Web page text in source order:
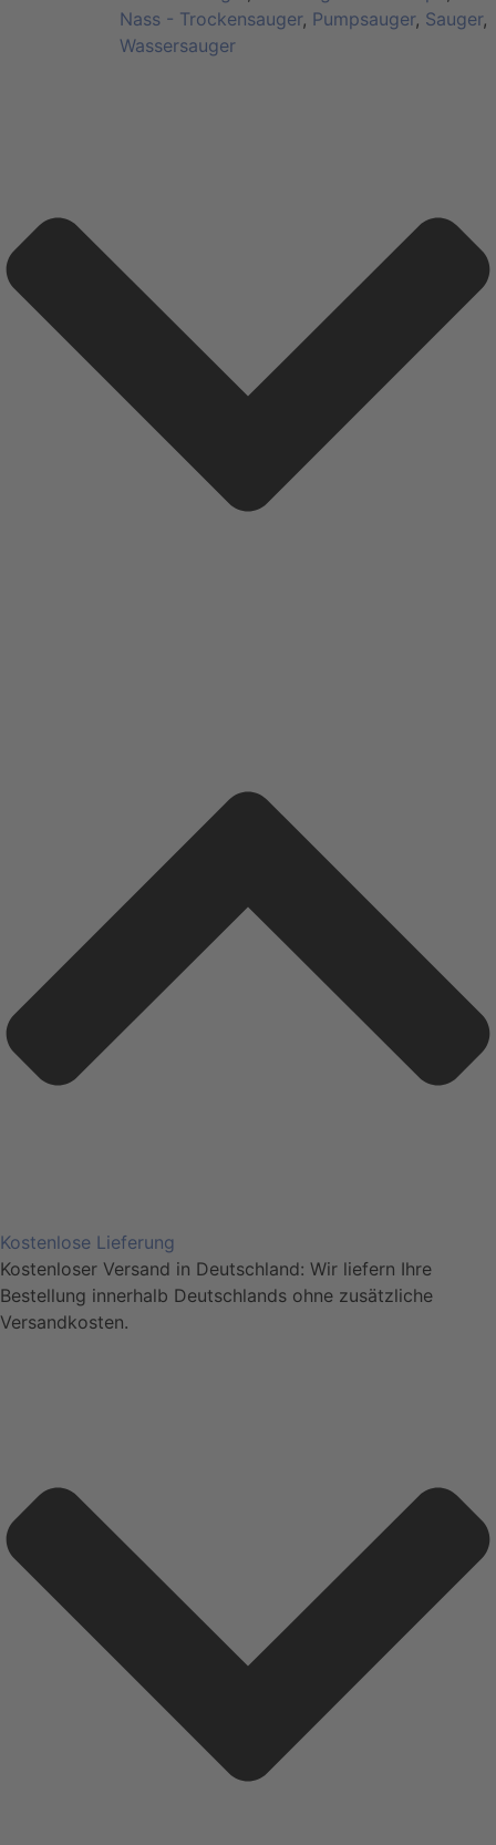
Nass - Trockensauger, Pumpsauger, Sauger,
Wassersauger
Kostenlose Lieferung
Kostenloser Versand in Deutschland: Wir liefern Ihre
Bestellung innerhalb Deutschlands ohne zusätzliche
Versandkosten.